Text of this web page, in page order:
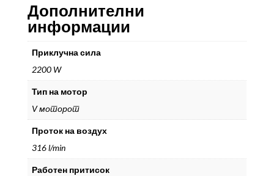
количина
Дополнителни
информации
Приклучна сила
2200 W
Тип на мотор
V моторот
Проток на воздух
316 l/min
Работен притисок